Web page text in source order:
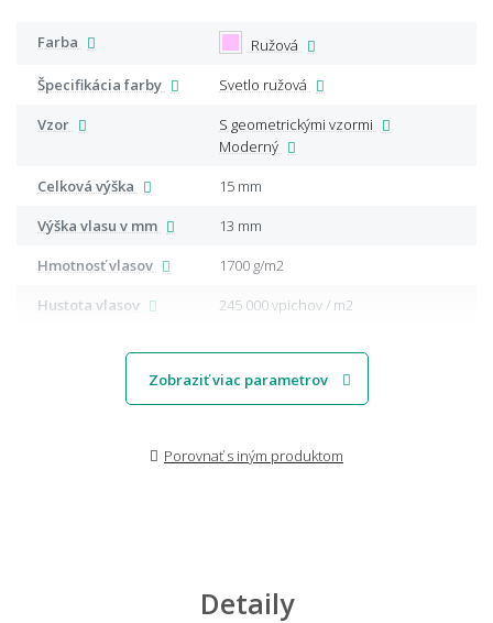
Farba
Ružová
Špecifikácia farby
Svetlo ružová
Vzor
S geometrickými vzormi
Moderný
Celková výška
15 mm
Výška vlasu v mm
13 mm
Hmotnosť vlasov
1700 g/m2
Hustota vlasov
245 000 vpichov / m2
Zobraziť viac parametrov
Porovnať s iným produktom
Detaily